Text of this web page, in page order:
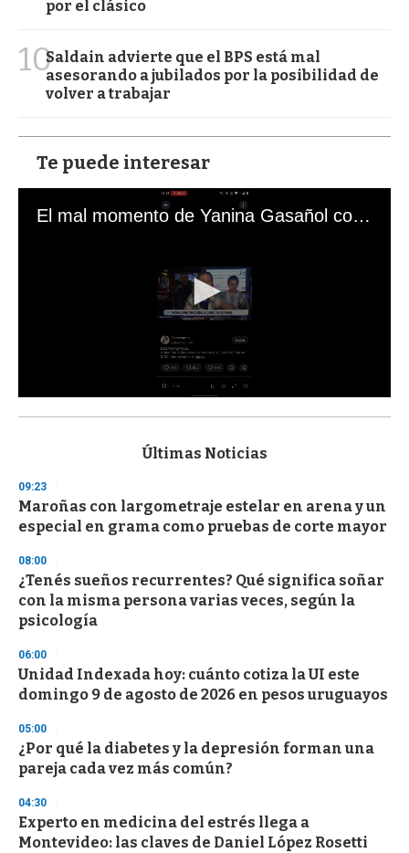
por el clásico
10Saldain advierte que el BPS está mal
asesorando a jubilados por la posibilidad de
volver a trabajar
Te puede interesar
El mal momento de Yanina Gasañol con un hincha argentino en "Subrayado"
s
d
s
o
f
3
s
e
c
o
d
s
Últimas Noticias
09:23
Maroñas con largometraje estelar en arena y un
especial en grama como pruebas de corte mayor
08:00
¿Tenés sueños recurrentes? Qué significa soñar
con la misma persona varias veces, según la
psicología
06:00
Unidad Indexada hoy: cuánto cotiza la UI este
domingo 9 de agosto de 2026 en pesos uruguayos
05:00
¿Por qué la diabetes y la depresión forman una
pareja cada vez más común?
04:30
Experto en medicina del estrés llega a
Montevideo: las claves de Daniel López Rosetti